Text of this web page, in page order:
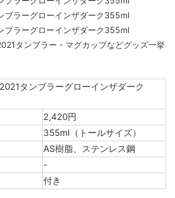
タンブラーグローインザダーク
2,420円
355ml（トールサイズ）
AS樹脂、ステンレス鋼
-
付き